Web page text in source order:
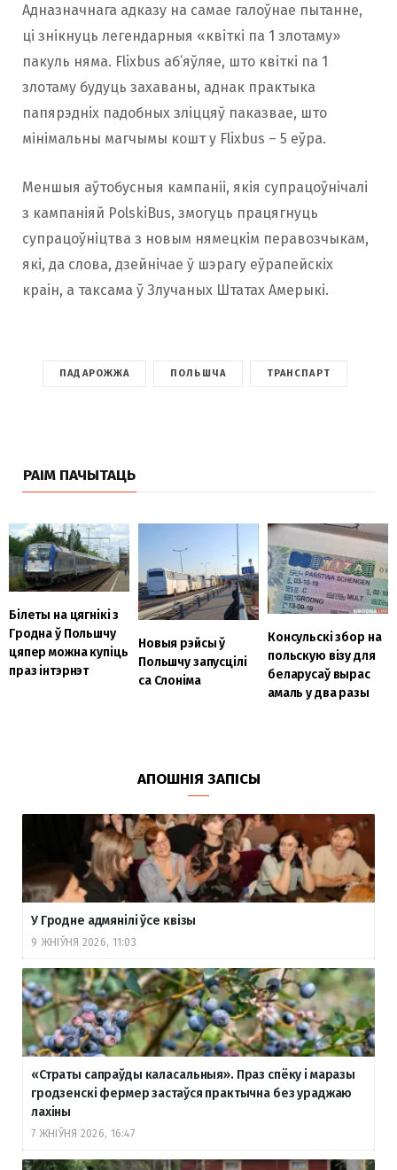
Адназначнага адказу на самае галоўнае пытанне,
ці знікнуць легендарныя «квіткі па 1 злотаму»
пакуль няма. Flixbus аб’яўляе, што квіткі па 1
злотаму будуць захаваны, аднак практыка
папярэдніх падобных зліццяў паказвае, што
мінімальны магчымы кошт у Flixbus – 5 еўра.
Меншыя аўтобусныя кампаніі, якія супрацоўнічалі
з кампаніяй PolskiBus, змогуць працягнуць
супрацоўніцтва з новым нямецкім перавозчыкам,
які, да слова, дзейнічае ў шэрагу еўрапейскіх
краін, а таксама ў Злучаных Штатах Амерыкі.
ПАДАРОЖЖА ПОЛЬШЧА ТРАНСПАРТ
РАІМ ПАЧЫТАЦЬ
Білеты на цягнікі з
Гродна ў Польшчу
цяпер можна купіць
праз інтэрнэт
Новыя рэйсы ў
Польшчу запусцілі
са Слоніма
Консульскі збор на
польскую візу для
беларусаў вырас
амаль у два разы
АПОШНІЯ ЗАПІСЫ
У Гродне адмянілі ўсе квізы
9 ЖНІЎНЯ 2026, 11:03
«Страты сапраўды каласальныя». Праз спёку і маразы
гродзенскі фермер застаўся практычна без ураджаю
лахіны
7 ЖНІЎНЯ 2026, 16:47